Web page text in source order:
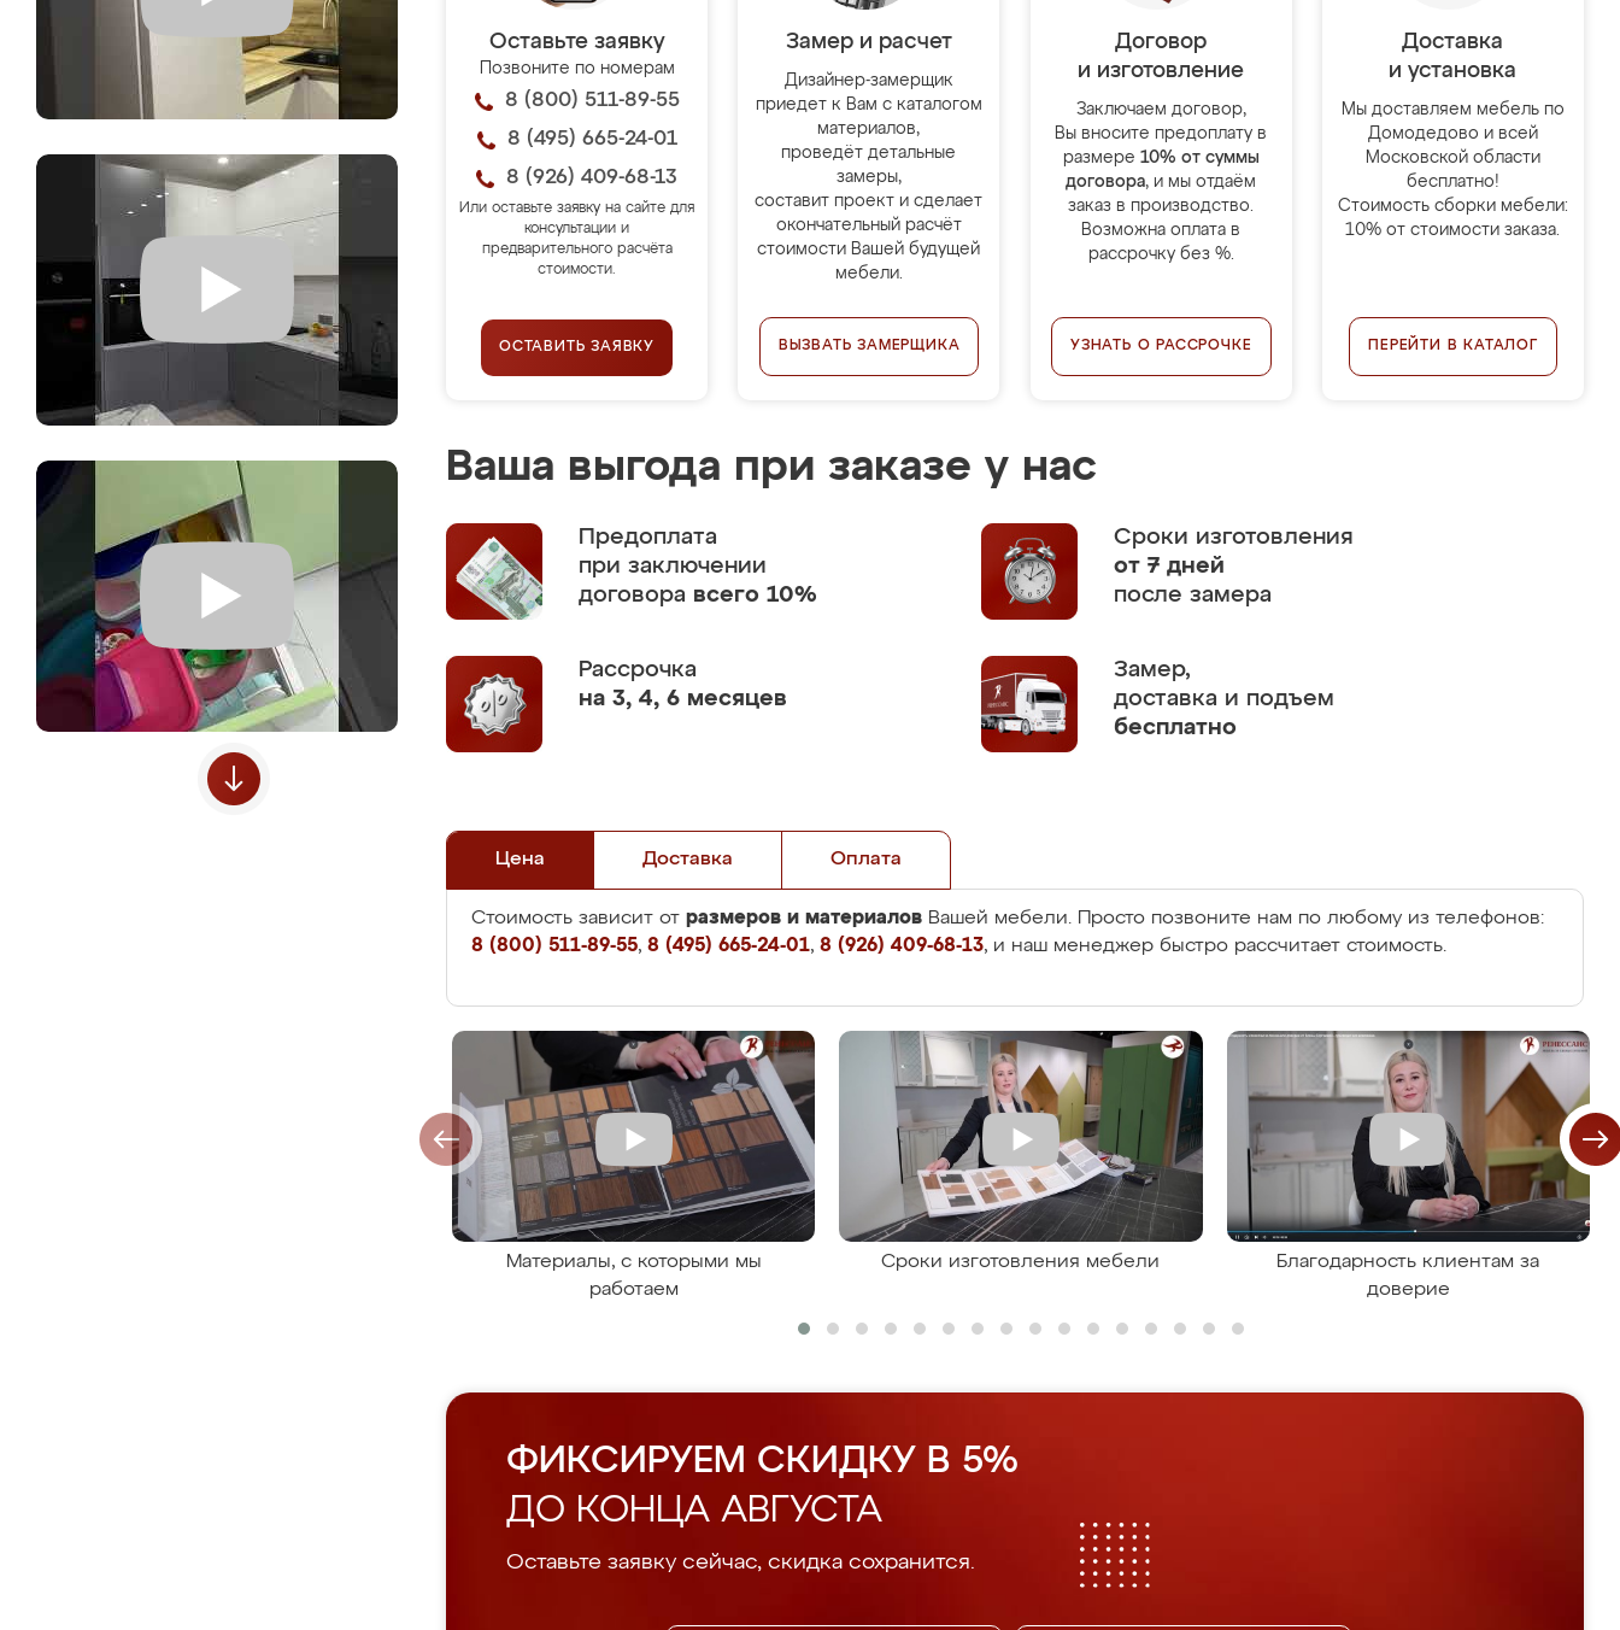
Оставьте заявку
Позвоните по номерам
8 (800) 511-89-55
8 (495) 665-24-01
8 (926) 409-68-13
Или оставьте заявку на сайте для
консультации и
предварительного расчёта
стоимости.
ОСТАВИТЬ ЗАЯВКУ
Замер и расчет
Дизайнер-замерщик
приедет к Вам с каталогом
материалов,
проведёт детальные
замеры,
составит проект и сделает
окончательный расчёт
стоимости Вашей будущей
мебели.
ВЫЗВАТЬ ЗАМЕРЩИКА
Договор
и изготовление
Заключаем договор,
Вы вносите предоплату в
размере 10% от суммы
договора, и мы отдаём
заказ в производство.
Возможна оплата в
рассрочку без %.
УЗНАТЬ О РАССРОЧКЕ
Доставка
и установка
Мы доставляем мебель по
Домодедово и всей
Московской области
бесплатно!
Стоимость сборки мебели:
10% от стоимости заказа.
ПЕРЕЙТИ В КАТАЛОГ
Ваша выгода при заказе у нас
Предоплата
при заключении
договора всего 10%
Сроки изготовления
от 7 дней
после замера
Рассрочка
на 3, 4, 6 месяцев
Замер,
доставка и подъем
бесплатно
Цена Доставка Оплата
Стоимость зависит от размеров и материалов Вашей мебели. Просто позвоните нам по любому из телефонов:
8 (800) 511-89-55, 8 (495) 665-24-01, 8 (926) 409-68-13, и наш менеджер быстро рассчитает стоимость.
Материалы, с которыми мы
работаем
Сроки изготовления мебели
Благодарность клиентам за
доверие
ФИКСИРУЕМ СКИДКУ В 5%
ДО КОНЦА АВГУСТА
Оставьте заявку сейчас, скидка сохранится.